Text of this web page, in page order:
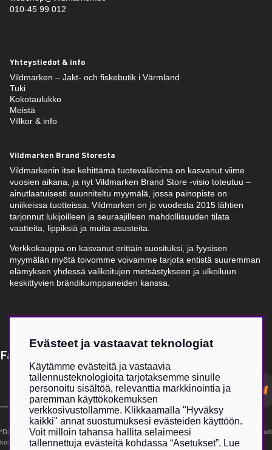
010-45 99 012
Yhteystiedot & info
Vildmarken – Jakt- och fiskebutik i Värmland
Tuki
Kokotaulukko
Meistä
Villkor & info
Vildmarken Brand Storesta
Vildmarkenin itse kehittämä tuotevalikoima on kasvanut viime
vuosien aikana, ja nyt Vildmarken Brand Store -visio toteutuu –
ainutlaatuisesti suunniteltu myymälä, jossa painopiste on
uniikeissa tuotteissa. Vildmarken on jo vuodesta 2015 lähtien
tarjonnut lukijoilleen ja seuraajilleen mahdollisuuden tilata
vaatteita, lippiksiä ja muita asusteita.
Verkkokauppa on kasvanut erittäin suosituksi, ja fyysisen
myymälän myötä toivomme voivamme tarjota entistä suuremman
elämyksen yhdessä valikoitujen metsästykseen ja ulkoiluun
keskittyvien brändikumppaneiden kanssa.
Få Magasin Vildmarken direkt till din e-post!*
postadress
*Du kan även få erbjudanden och nyheter från samarbetspartners. Din prenumeration är helt
kostnadsfri och kan avslutas när som helst.
Evästeet ja vastaavat teknologiat
Käytämme evästeitä ja vastaavia
tallennusteknologioita tarjotaksemme sinulle
personoitu sisältöä, relevanttia markkinointia ja
paremman käyttökokemuksen
verkkosivustollamme. Klikkaamalla "Hyväksy
kaikki" annat suostumuksesi evästeiden käyttöön.
Voit milloin tahansa hallita selaimeesi
tallennettuja evästeitä kohdassa “Asetukset”. Lue